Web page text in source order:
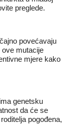
preglede.
povećavaju
ove mutacije
mjere kako
genetsku
da će se
pogođena,